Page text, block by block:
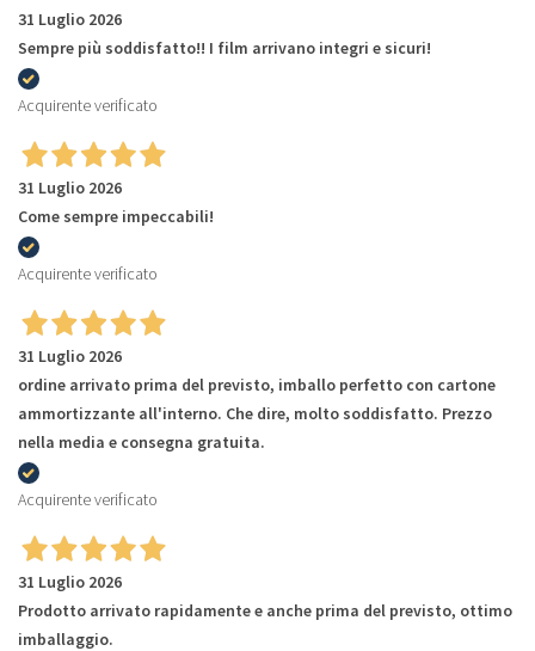
31 Luglio 2026
Sempre più soddisfatto!! I film arrivano integri e sicuri!
Acquirente verificato
31 Luglio 2026
Come sempre impeccabili!
Acquirente verificato
31 Luglio 2026
ordine arrivato prima del previsto, imballo perfetto con cartone
ammortizzante all'interno. Che dire, molto soddisfatto. Prezzo
nella media e consegna gratuita.
Acquirente verificato
31 Luglio 2026
Prodotto arrivato rapidamente e anche prima del previsto, ottimo
imballaggio.